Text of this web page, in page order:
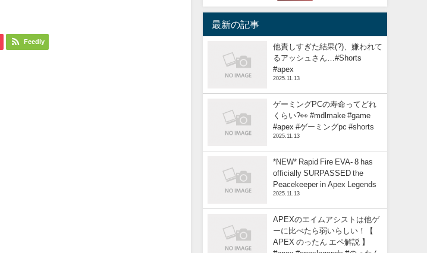
Feedly
最新の記事
他責しすぎた結果(?)、嫌われて
るアッシュさん…#Shorts
#apex
2025.11.13
ゲーミングPCの寿命ってどれ
くらい?👀 #mdlmake #game
#apex #ゲーミングpc #shorts
2025.11.13
*NEW* Rapid Fire EVA- 8 has
officially SURPASSED the
Peacekeeper in Apex Legends
2025.11.13
APEXのエイムアシストは他ゲ
ーに比べたら弱いらしい！【
APEX のったん エペ解説 】